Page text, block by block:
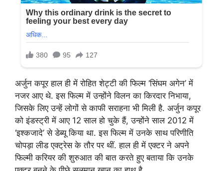
अर्जुन कपूर हाल ही में रोहित शेट्टी की फिल्म ‘सिंघम अगेन’ में
नजर आए थे. इस फिल्म में उन्होंने विलन का किरदार निभाया,
जिसके लिए उन्हें लोगों से काफी सराहना भी मिली है. अर्जुन कपूर
को इंडस्ट्री में आए 12 साल हो चुके हैं, उन्होंने साल 2012 में
‘इश्कजादे’ से डेब्यू किया था. इस फिल्म में उनके साथ परिणीति
चोपड़ा लीड एक्ट्रेस के तौर पर थीं. हाल ही में एक्टर ने अपने
फिल्मी करियर की शुरुआत की बात करते हुए बताया कि उनके